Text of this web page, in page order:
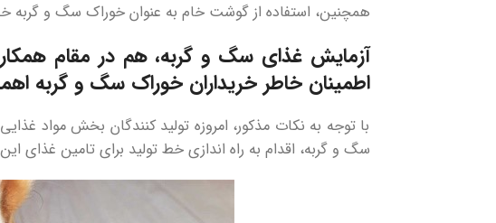
همچنین، استفاده از گوشت خام به عنوان خوراک سگ و گربه
آزمایش غذای سگ و گربه، هم در مقام
اطمینان خاطر خریداران خوراک سگ و گربه
با توجه به نکات مذکور، امروزه تولید کنندگان بخش مواد
سگ و گربه، اقدام به راه اندازی خط تولید برای تامین غذای